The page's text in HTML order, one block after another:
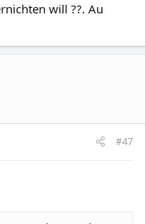
will ??. Au
#47